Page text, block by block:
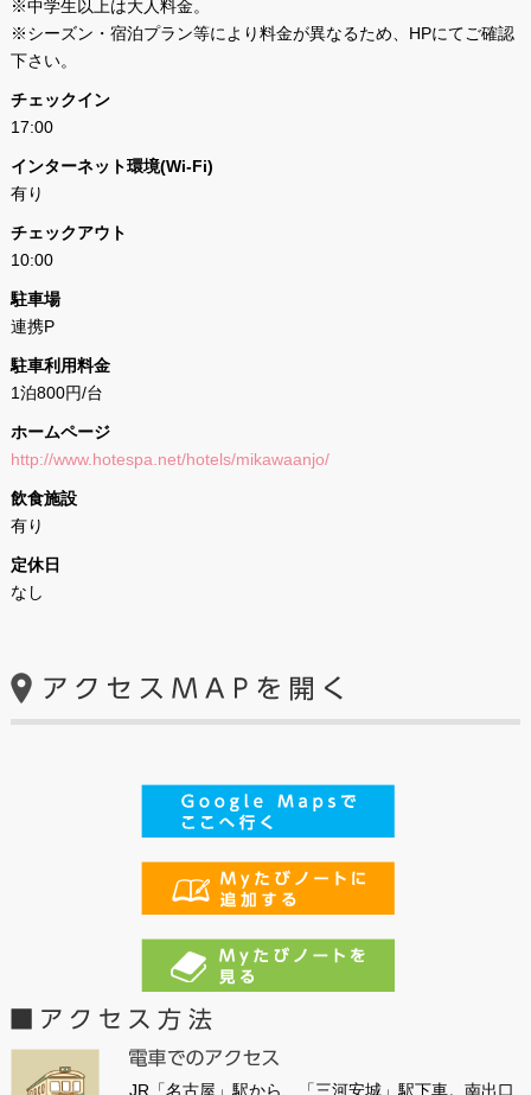
※中学生以上は大人料金。
※シーズン・宿泊プラン等により料金が異なるため、HPにてご確認
下さい。
チェックイン
17:00
インターネット環境(Wi-Fi)
有り
チェックアウト
10:00
駐車場
連携P
駐車利用料金
1泊800円/台
ホームページ
http://www.hotespa.net/hotels/mikawaanjo/
飲食施設
有り
定休日
なし
JR「名古屋」駅から、「三河安城」駅下車。南出口